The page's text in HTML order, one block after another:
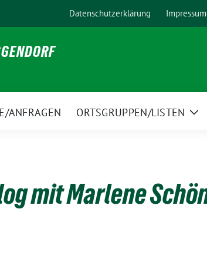
Datenschutzerklärung Impressum
ANFRAGEN ORTSGRUPPEN/LISTEN
mit Marlene